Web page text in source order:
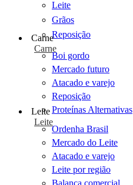
Leite
Grãos
Reposição
Carne
Carne
Boi gordo
Mercado futuro
Atacado e varejo
Reposição
Proteínas Alternativas
Leite
Leite
Ordenha Brasil
Mercado do Leite
Atacado e varejo
Leite por região
Balança comercial